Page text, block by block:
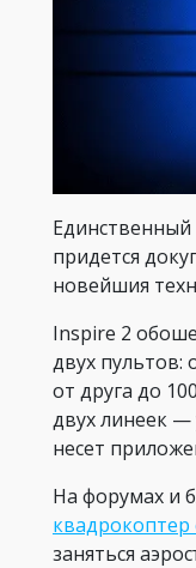
придется
новейшия
Inspire 2
двух пультов:
от друга до
двух линеек —
несет
На форумах и
квадрокоптер
заняться